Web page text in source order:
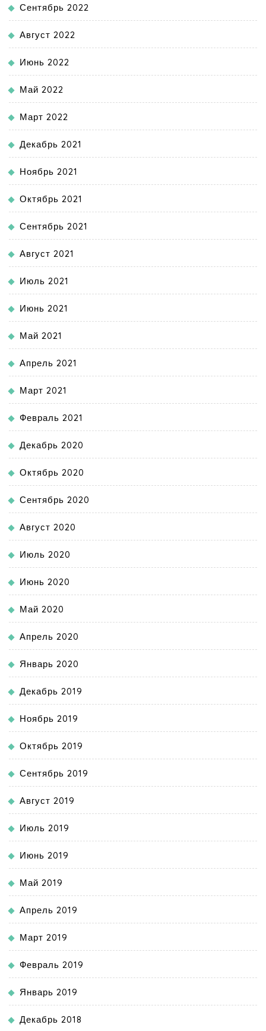
Сентябрь 2022
Август 2022
Июнь 2022
Май 2022
Март 2022
Декабрь 2021
Ноябрь 2021
Октябрь 2021
Сентябрь 2021
Август 2021
Июль 2021
Июнь 2021
Май 2021
Апрель 2021
Март 2021
Февраль 2021
Декабрь 2020
Октябрь 2020
Сентябрь 2020
Август 2020
Июль 2020
Июнь 2020
Май 2020
Апрель 2020
Январь 2020
Декабрь 2019
Ноябрь 2019
Октябрь 2019
Сентябрь 2019
Август 2019
Июль 2019
Июнь 2019
Май 2019
Апрель 2019
Март 2019
Февраль 2019
Январь 2019
Декабрь 2018